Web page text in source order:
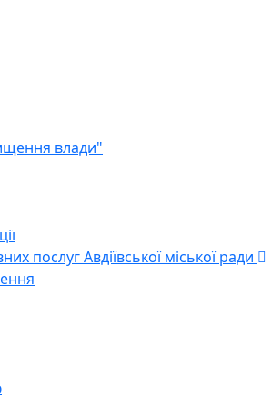
влади"
послуг Авдіївської міської ради